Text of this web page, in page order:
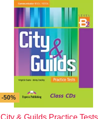
-50%
City & Guilds Practice Tests